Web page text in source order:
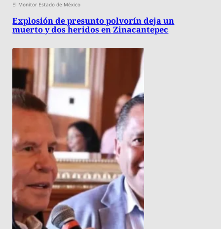
El Monitor Estado de México
Explosión de presunto polvorín deja un
muerto y dos heridos en Zinacantepec